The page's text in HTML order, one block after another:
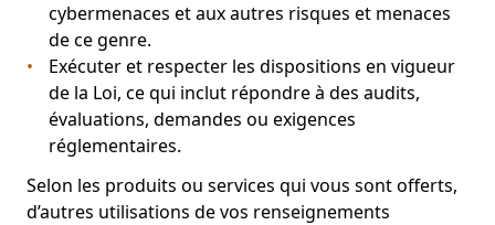
cybermenaces et aux autres risques et menaces
de ce genre.
Exécuter et respecter les dispositions en vigueur
de la Loi, ce qui inclut répondre à des audits,
évaluations, demandes ou exigences
réglementaires.
Selon les produits ou services qui vous sont offerts,
d’autres utilisations de vos renseignements